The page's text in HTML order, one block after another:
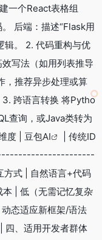
一个React表格组
后端：描述“Flask用
辑。 2. 代码重构与优
写法（如用列表推导
，推荐异步处理或算
跨语言转换 将Pytho
查询，或Java类转为
度 | 豆包AI
| 传统ID
| 自然语言+代码
| 低（无需记忆复杂
态适应新框架/语法
四、适用开发者群体